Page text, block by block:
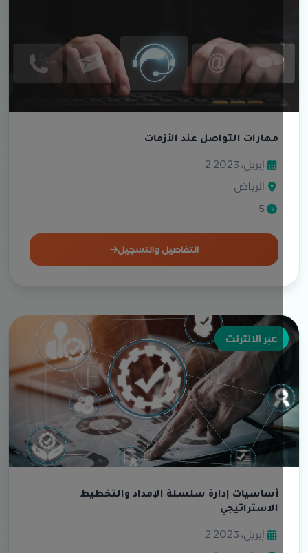
مهارات التواصل عند الأزمات
2 إبريل، 2023
الرياض
التفاصيل والتسجيل
عبر الانترنت
أساسيات إدارة سلسلة الإمداد والتخطيط
الاستراتيجي
2 إبريل، 2023